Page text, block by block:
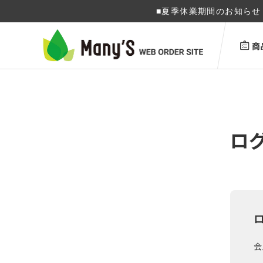
■夏季休業期間のお知ら
商
ロ